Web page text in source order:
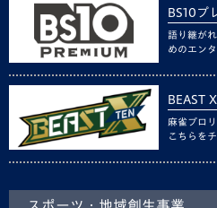
BS10プ
語り継が
めのエン
BEAST X
麻雀プロ
こちらを